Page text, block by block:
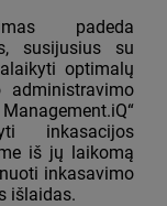
padeda
susijusius su
optimalų
inkasacijos
iš jų laikomą
inkasavimo
išlaidas.